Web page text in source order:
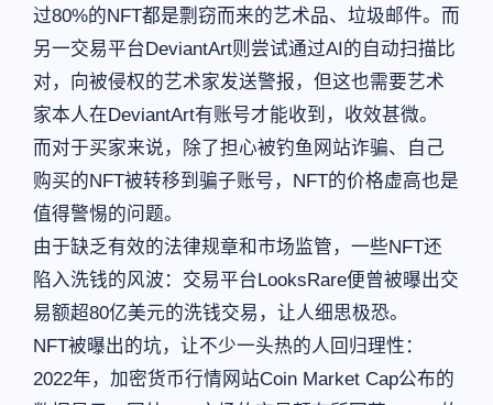
过80%的NFT都是剽窃而来的艺术品、垃圾邮件。而
另一交易平台DeviantArt则尝试通过AI的自动扫描比
对，向被侵权的艺术家发送警报，但这也需要艺术
家本人在DeviantArt有账号才能收到，收效甚微。
而对于买家来说，除了担心被钓鱼网站诈骗、自己
购买的NFT被转移到骗子账号，NFT的价格虚高也是
值得警惕的问题。
由于缺乏有效的法律规章和市场监管，一些NFT还
陷入洗钱的风波：交易平台LooksRare便曾被曝出交
易额超80亿美元的洗钱交易，让人细思极恐。
NFT被曝出的坑，让不少一头热的人回归理性：
2022年，加密货币行情网站Coin Market Cap公布的